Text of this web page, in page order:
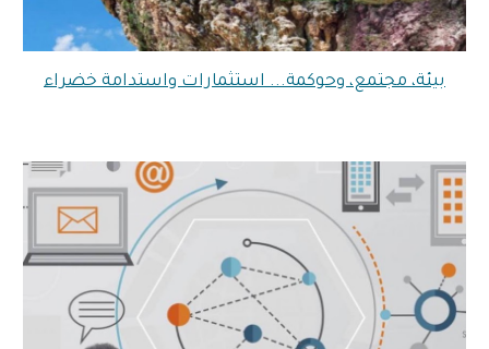
بيئة، مجتمع، وحوكمة... استثمارات واستدامة خضراء